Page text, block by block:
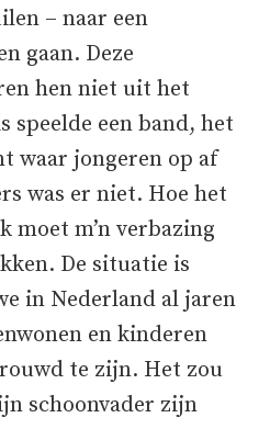
– naar een
gaan. Deze
hen niet uit het
speelde een band, het
waar jongeren op af
was er niet. Hoe het
moet m’n verbazing
De situatie is
in Nederland al jaren
en kinderen
te zijn. Het zou
schoonvader zijn